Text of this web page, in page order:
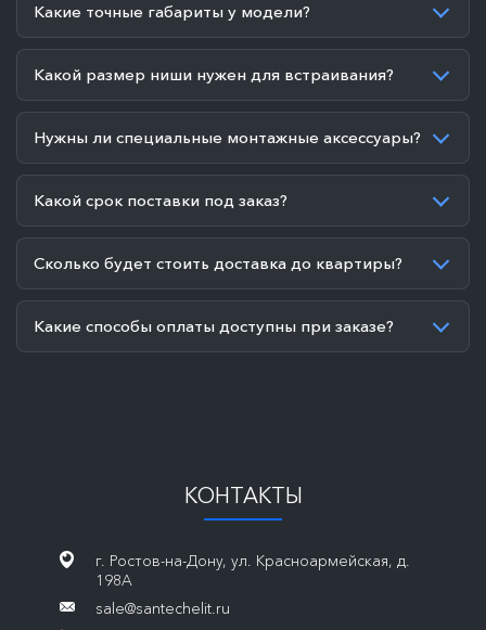
Какие точные габариты у модели?
Какой размер ниши нужен для встраивания?
Нужны ли специальные монтажные аксессуары?
Какой срок поставки под заказ?
Сколько будет стоить доставка до квартиры?
Какие способы оплаты доступны при заказе?
КОНТАКТЫ
г. Ростов-на-Дону, ул. Красноармейская, д.
198А
sale@santechelit.ru